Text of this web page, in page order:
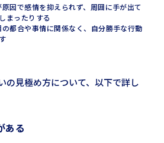
因で感情を抑えられず、周囲に手が出て
まったりする
都合や事情に関係なく、自分勝手な行動
の見極め方について、以下で詳し
ある